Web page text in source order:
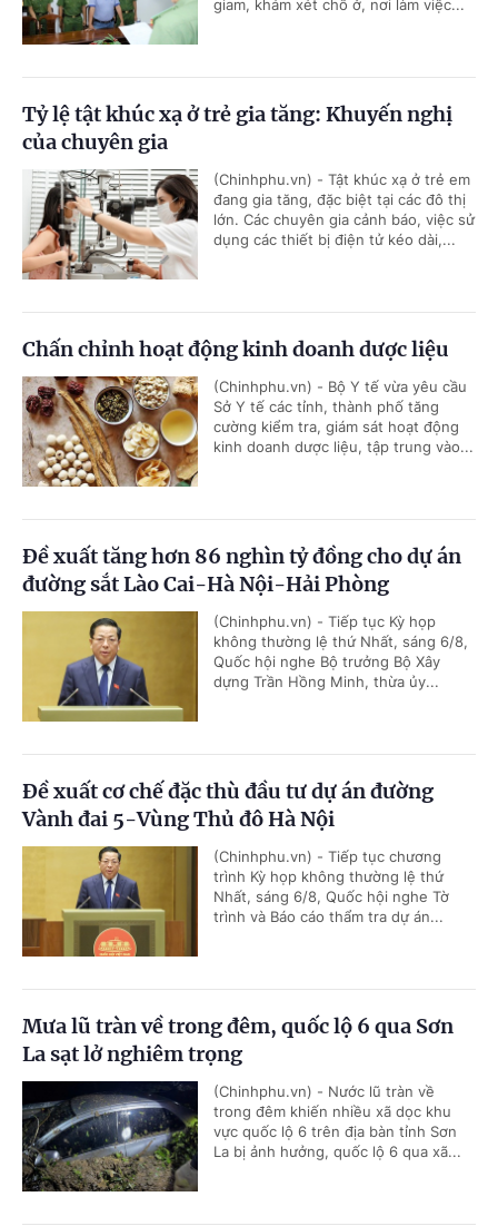
giam, khám xét chỗ ở, nơi làm việc...
Tỷ lệ tật khúc xạ ở trẻ gia tăng: Khuyến nghị
của chuyên gia
(Chinhphu.vn) - Tật khúc xạ ở trẻ em
đang gia tăng, đặc biệt tại các đô thị
lớn. Các chuyên gia cảnh báo, việc sử
dụng các thiết bị điện tử kéo dài,...
Chấn chỉnh hoạt động kinh doanh dược liệu
(Chinhphu.vn) - Bộ Y tế vừa yêu cầu
Sở Y tế các tỉnh, thành phố tăng
cường kiểm tra, giám sát hoạt động
kinh doanh dược liệu, tập trung vào...
Đề xuất tăng hơn 86 nghìn tỷ đồng cho dự án
đường sắt Lào Cai-Hà Nội-Hải Phòng
(Chinhphu.vn) - Tiếp tục Kỳ họp
không thường lệ thứ Nhất, sáng 6/8,
Quốc hội nghe Bộ trưởng Bộ Xây
dựng Trần Hồng Minh, thừa ủy...
Đề xuất cơ chế đặc thù đầu tư dự án đường
Vành đai 5-Vùng Thủ đô Hà Nội
(Chinhphu.vn) - Tiếp tục chương
trình Kỳ họp không thường lệ thứ
Nhất, sáng 6/8, Quốc hội nghe Tờ
trình và Báo cáo thẩm tra dự án...
Mưa lũ tràn về trong đêm, quốc lộ 6 qua Sơn
La sạt lở nghiêm trọng
(Chinhphu.vn) - Nước lũ tràn về
trong đêm khiến nhiều xã dọc khu
vực quốc lộ 6 trên địa bàn tỉnh Sơn
La bị ảnh hưởng, quốc lộ 6 qua xã...